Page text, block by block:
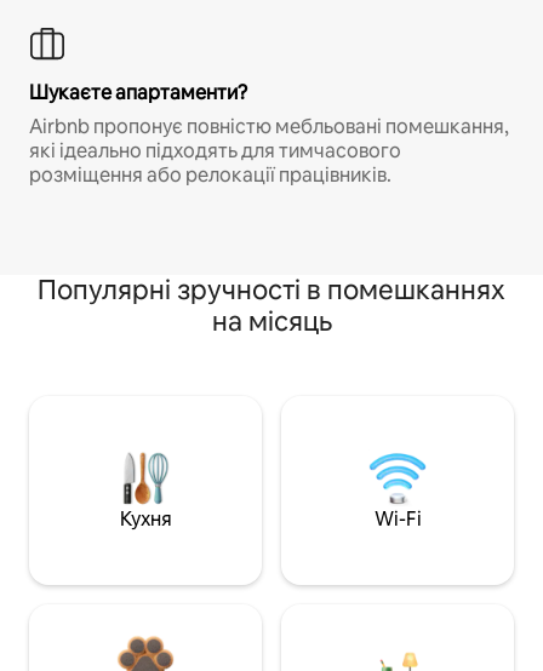
Шукаєте апартаменти?
Airbnb пропонує повністю мебльовані помешкання,
які ідеально підходять для тимчасового
розміщення або релокації працівників.
Популярні зручності в помешканнях
на місяць
Кухня Wi-Fi